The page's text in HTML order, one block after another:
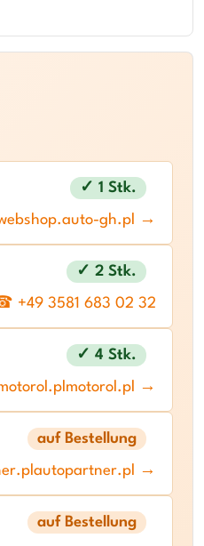
✓ 1 Stk.
gh.pl →
✓ 2 Stk.
+49 3581 683 02 32
✓ 4 Stk.
motorol.pl →
auf Bestellung
autopartner.pl →
auf Bestellung